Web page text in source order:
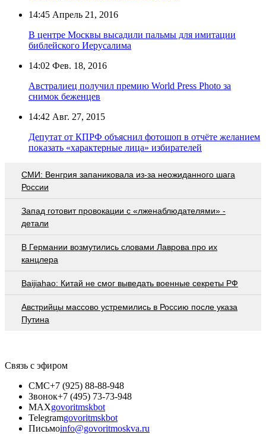
14:45 Апрель 21, 2016
В центре Москвы высадили пальмы для имитации
библейского Иерусалима
14:02 Фев. 18, 2016
Австралиец получил премию World Press Photo за
снимок беженцев
14:42 Авг. 27, 2015
Депутат от КПРФ объяснил фотошоп в отчёте желанием
показать «характерные лица» избирателей
СМИ: Венгрия запаниковала из-за неожиданного шага
России
Запад готовит провокации с «лженаблюдателями» -
детали
В Германии возмутились словами Лаврова про их
канцлера
Baijiahao: Китай не смог выведать военные секреты РФ
Австрийцы массово устремились в Россию после указа
Путина
Связь с эфиром
СМС+7 (925) 88-88-948
Звонок+7 (495) 73-73-948
MAXgovoritmskbot
Telegramgovoritmskbot
Письмоinfo@govoritmoskva.ru